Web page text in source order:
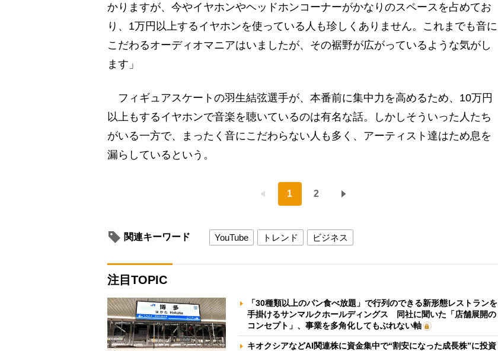
かりますが、今やイヤホンやヘッドホンコーナーがかなりのスペースを占めてお
り、1万円以上するイヤホンを使っている人も珍しくありません。これまでも音に
こだわるオーディオマニアはいましたが、その裾野が広がっているような気がし
ます」
フィギュアスケートの羽生結弦選手が、本番前に集中力を高めるため、10万円
以上もするイヤホンで音楽を聴いているのは有名な話。しかしそういった人たち
がいる一方で、まったく音にこだわらない人も多く、アーティスト達はため息を
漏らしているという。
1 2
関連キーワード YouTube トレンド ビジネス
注目TOPIC
「30種類以上のパン食べ放題」で行列のできる新形態レストランを
手掛けるサンマルクホールディングス 同社に聞いた「店舗展開の
コンセプト」、事業を多角化してもぶれない軸
キオクシアなどAI関連株に資金集中で“割安になった成長株”に投資